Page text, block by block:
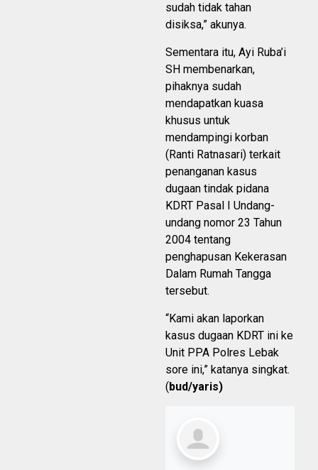
sudah tidak tahan
disiksa,” akunya.
Sementara itu, Ayi Ruba’i
SH membenarkan,
pihaknya sudah
mendapatkan kuasa
khusus untuk
mendampingi korban
(Ranti Ratnasari) terkait
penanganan kasus
dugaan tindak pidana
KDRT Pasal I Undang-
undang nomor 23 Tahun
2004 tentang
penghapusan Kekerasan
Dalam Rumah Tangga
tersebut.
“Kami akan laporkan
kasus dugaan KDRT ini ke
Unit PPA Polres Lebak
sore ini,” katanya singkat.
( bud/yaris)